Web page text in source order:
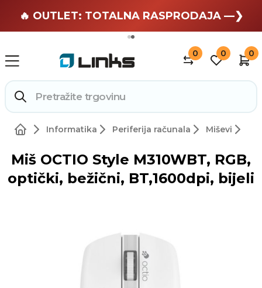
🏄 Zaslužuješ odmor —❯
🔥 OUTLET: TOTALNA RASPRODAJA —❯
0 0 0
Informatika Periferija računala Miševi
Miš OCTIO Style M310WBT, RGB,
optički, bežični, BT,1600dpi, bijeli